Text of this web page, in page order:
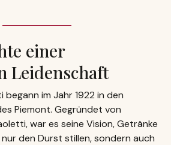
einer
Leidenschaft
begann im Jahr 1922 in den
Piemont. Gegründet von
war es seine Vision, Getränke
den Durst stillen, sondern auch